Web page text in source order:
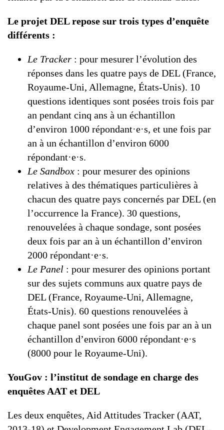
Le projet DEL repose sur trois types d’enquête
différents :
Le Tracker : pour mesurer l’évolution des
réponses dans les quatre pays de DEL (France,
Royaume-Uni, Allemagne, États-Unis). 10
questions identiques sont posées trois fois par
an pendant cinq ans à un échantillon
d’environ 1000 répondant·e·s, et une fois par
an à un échantillon d’environ 6000
répondant·e·s.
Le Sandbox : pour mesurer des opinions
relatives à des thématiques particulières à
chacun des quatre pays concernés par DEL (en
l’occurrence la France). 30 questions,
renouvelées à chaque sondage, sont posées
deux fois par an à un échantillon d’environ
2000 répondant·e·s.
Le Panel : pour mesurer des opinions portant
sur des sujets communs aux quatre pays de
DEL (France, Royaume-Uni, Allemagne,
États-Unis). 60 questions renouvelées à
chaque panel sont posées une fois par an à un
échantillon d’environ 6000 répondant·e·s
(8000 pour le Royaume-Uni).
YouGov : l’institut de sondage en charge des
enquêtes AAT et DEL
Les deux enquêtes, Aid Attitudes Tracker (AAT,